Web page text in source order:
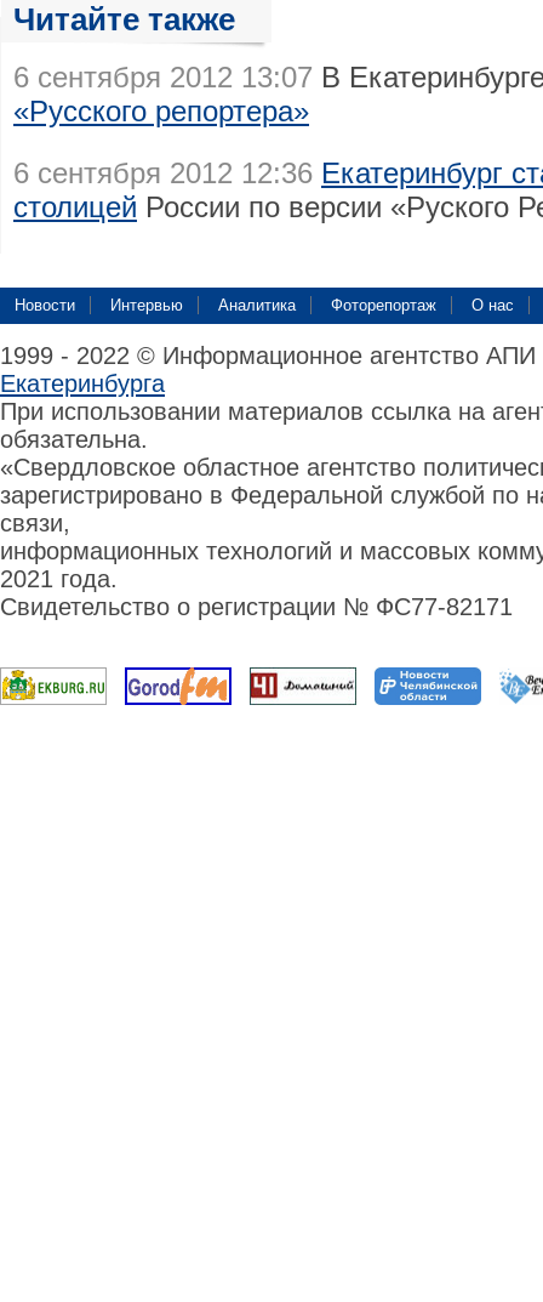
Читайте также
6 сентября 2012 13:07 В
«Русского репортера»
6 сентября 2012 12:36 Екатеринбург
столицей России по версии «Руского
Новости Интервью Аналитика Фоторепортаж О нас
1999 - 2022 © Информационное агентство
Екатеринбурга
При использовании материалов ссылка на
обязательна.
«Свердловское областное агентство
зарегистрировано в Федеральной службой по
связи,
информационных технологий и массовых
2021 года.
Свидетельство о регистрации № ФС77-82171